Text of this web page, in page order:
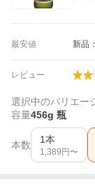
最安値 新品：
レビュー
選択中のバリエー
容量456g 瓶
本数 1本
1,389 円〜